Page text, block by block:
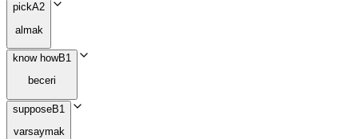
pickA2
almak
know howB1
beceri
supposeB1
varsaymak